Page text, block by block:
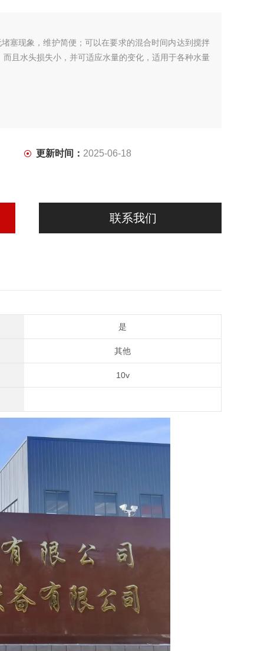
塞现象，维护简便；可以在要求的混合时间内达到搅拌
且水头损失小，并可适应水量的变化，适用于各种水量
更新时间： 2025-06-18
联系我们
是
其他
10v